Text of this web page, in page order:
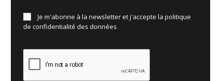
Je m'abonne à la newsletter et j'accepte la politique
deconfidentialité des données